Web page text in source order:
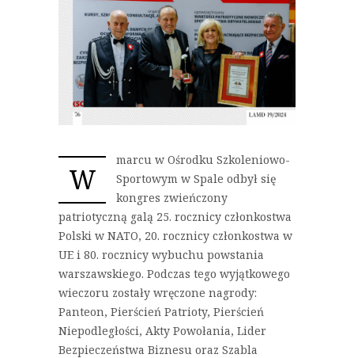
W
marcu w Ośrodku Szkoleniowo-
Sportowym w Spale odbył się
kongres zwieńczony
patriotyczną galą 25. rocznicy członkostwa
Polski w NATO, 20. rocznicy członkostwa w
UE i 80. rocznicy wybuchu powstania
warszawskiego. Podczas tego wyjątkowego
wieczoru zostały wręczone nagrody:
Panteon, Pierścień Patrioty, Pierścień
Niepodległości, Akty Powołania, Lider
Bezpieczeństwa Biznesu oraz Szabla